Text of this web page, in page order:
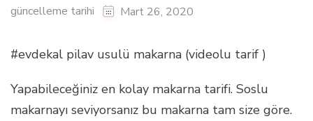
güncelleme tarihi Mart 26, 2020
#evdekal pilav usulü makarna (videolu tarif )
Yapabileceğiniz en kolay makarna tarifi. Soslu
makarnayı seviyorsanız bu makarna tam size göre.